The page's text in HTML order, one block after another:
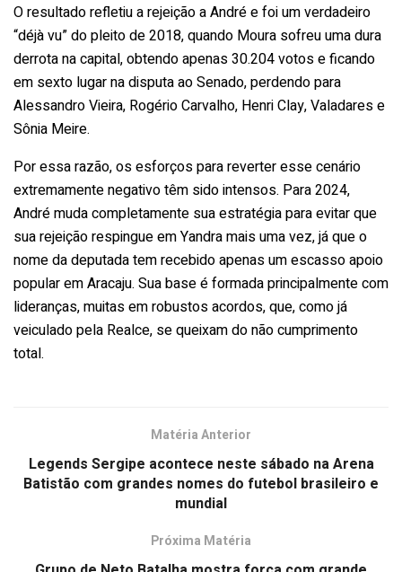
O resultado refletiu a rejeição a André e foi um verdadeiro
“déjà vu” do pleito de 2018, quando Moura sofreu uma dura
derrota na capital, obtendo apenas 30.204 votos e ficando
em sexto lugar na disputa ao Senado, perdendo para
Alessandro Vieira, Rogério Carvalho, Henri Clay, Valadares e
Sônia Meire.
Por essa razão, os esforços para reverter esse cenário
extremamente negativo têm sido intensos. Para 2024,
André muda completamente sua estratégia para evitar que
sua rejeição respingue em Yandra mais uma vez, já que o
nome da deputada tem recebido apenas um escasso apoio
popular em Aracaju. Sua base é formada principalmente com
lideranças, muitas em robustos acordos, que, como já
veiculado pela Realce, se queixam do não cumprimento
total.
Matéria Anterior
Legends Sergipe acontece neste sábado na Arena
Batistão com grandes nomes do futebol brasileiro e
mundial
Próxima Matéria